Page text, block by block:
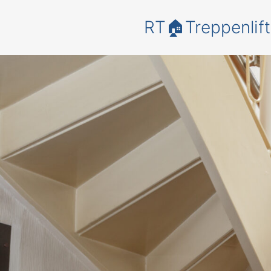
RT🏠Treppenlift
heit und
in Ihrem
Zuhause
einem